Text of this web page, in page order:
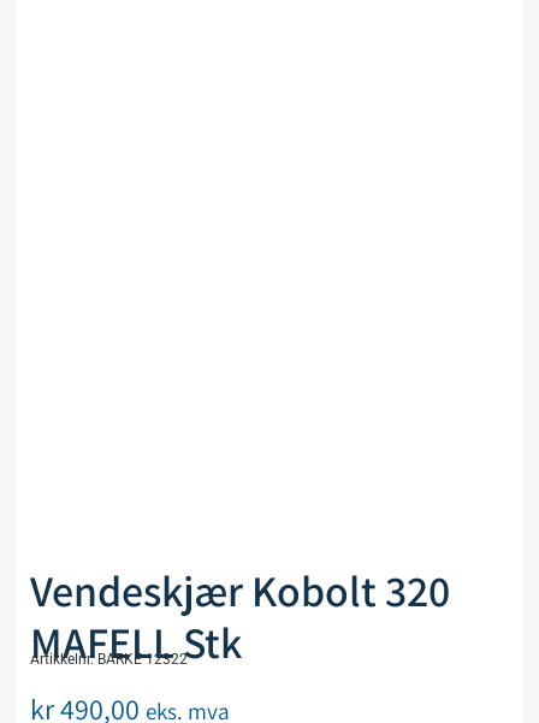
Vendeskjær Kobolt 320
MAFELL Stk
Artikkelnr. BARKE 12322
kr490,00 eks. mva